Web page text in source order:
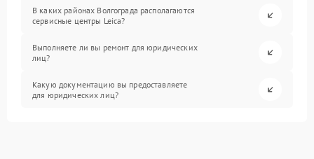
В каких районах Волгограда располагаются
сервисные центры Leica?
Выполняете ли вы ремонт для юридических
лиц?
Какую документацию вы предоставляете
для юридических лиц?